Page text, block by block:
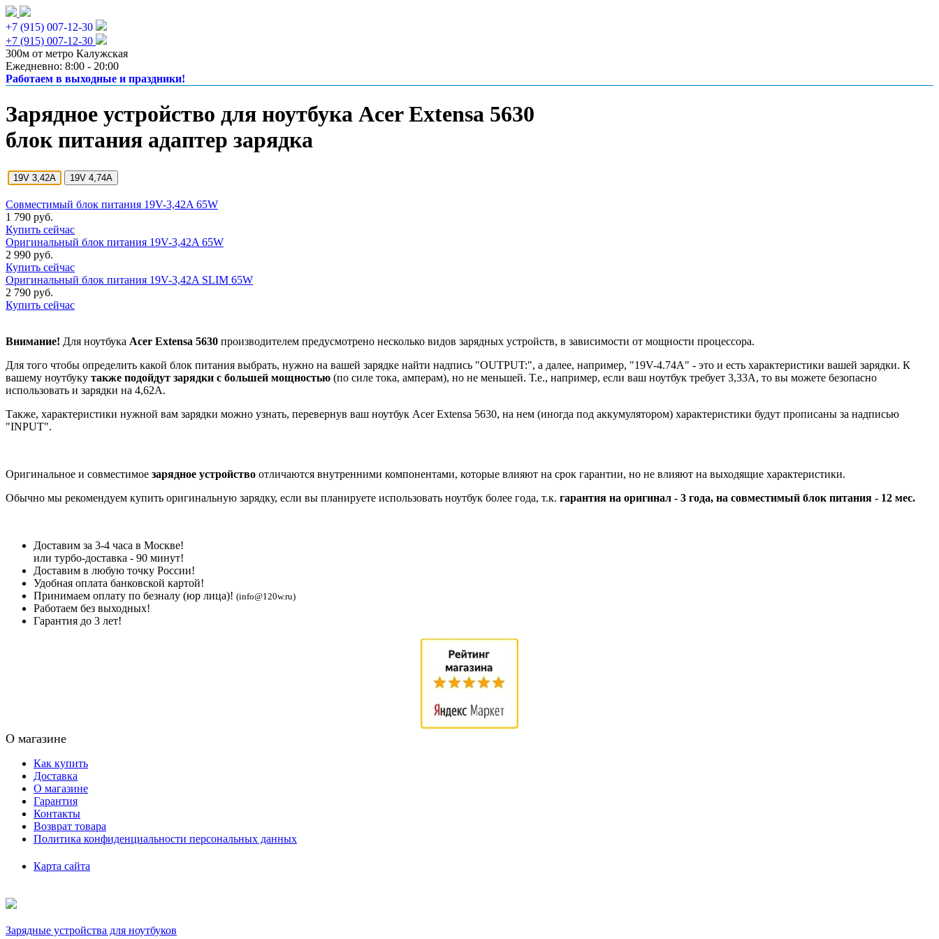
+7 (915) 007-12-30
+7 (915) 007-12-30
300м от метро Калужская
Ежедневно: 8:00 - 20:00
Работаем в выходные и праздники!
Зарядное устройство для ноутбука Acer Extensa 5630
блок питания адаптер зарядка
19V 3,42A 19V 4,74A
Совместимый блок питания 19V-3,42A 65W
1 790 руб.
Купить сейчас
Оригинальный блок питания 19V-3,42A 65W
2 990 руб.
Купить сейчас
Оригинальный блок питания 19V-3,42A SLIM 65W
2 790 руб.
Купить сейчас
Внимание! Для ноутбука Acer Extensa 5630 производителем предусмотрено несколько видов зарядных устройств, в зависимости от мощности процессора.
Для того чтобы определить какой блок питания выбрать, нужно на вашей зарядке найти надпись "OUTPUT:", а далее, например, "19V-4.74A" - это и есть характеристики вашей зарядки. К
вашему ноутбуку также подойдут зарядки с большей мощностью (по силе тока, амперам), но не меньшей. Т.е., например, если ваш ноутбук требует 3,33А, то вы можете безопасно
использовать и зарядки на 4,62А.
Также, характеристики нужной вам зарядки можно узнать, перевернув ваш ноутбук Acer Extensa 5630, на нем (иногда под аккумулятором) характеристики будут прописаны за надписью
"INPUT".
Оригинальное и совместимое зарядное устройство отличаются внутренними компонентами, которые влияют на срок гарантии, но не влияют на выходящие характеристики.
Обычно мы рекомендуем купить оригинальную зарядку, если вы планируете использовать ноутбук более года, т.к. гарантия на оригинал - 3 года, на совместимый блок питания - 12 мес.
Доставим за 3-4 часа в Москве!
или турбо-доставка - 90 минут!
Доставим в любую точку России!
Удобная оплата банковской картой!
Принимаем оплату по безналу (юр лица)! (info@120w.ru)
Работаем без выходных!
Гарантия до 3 лет!
О магазине
Как купить
Доставка
О магазине
Гарантия
Контакты
Возврат товара
Политика конфиденциальности персональных данных
Карта сайта
Зарядные устройства для ноутбуков